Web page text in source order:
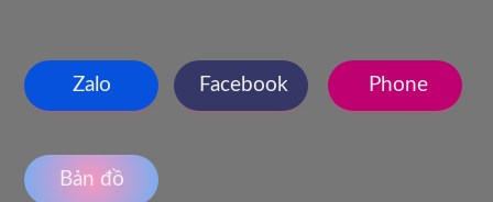
Zalo Facebook Phone
Bản đồ